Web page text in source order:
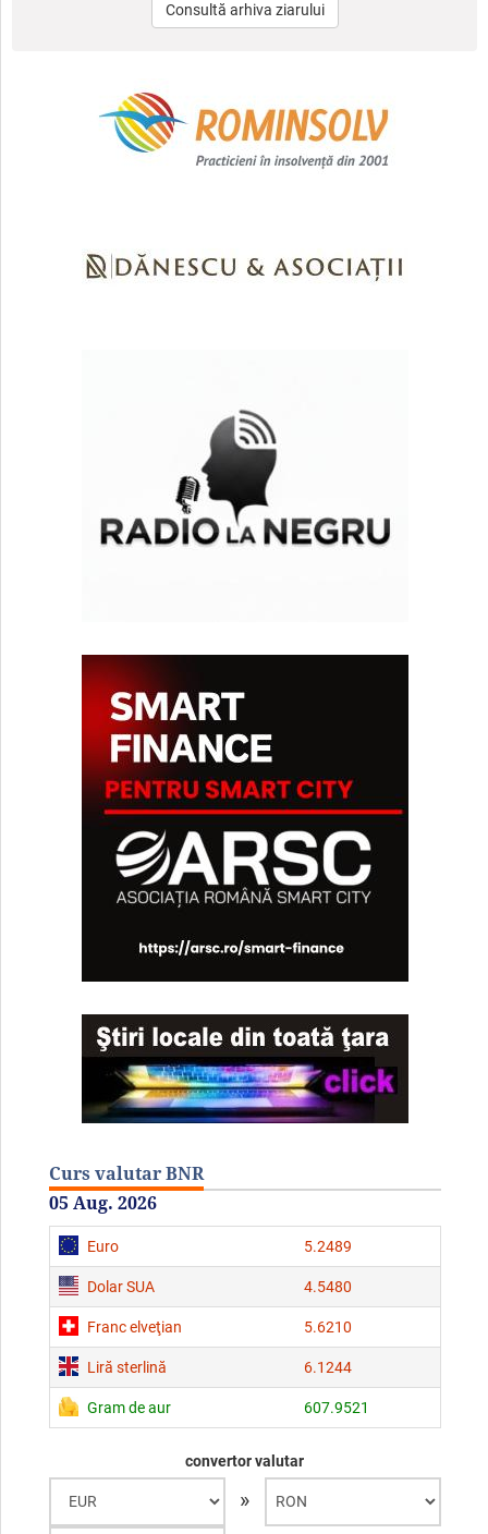
Consultă arhiva ziarului
Curs valutar BNR
05 Aug. 2026
Euro 5.2489
Dolar SUA 4.5480
Franc elveţian 5.6210
Liră sterlină 6.1244
Gram de aur 607.9521
convertor valutar
»